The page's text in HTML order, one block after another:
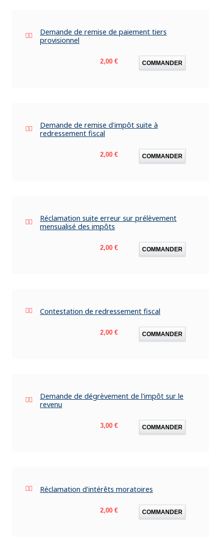
Demande de remise de paiement tiers
provisionnel
Prix
2,00 € COMMANDER
Demande de remise d'impôt suite à
redressement fiscal
Prix
2,00 € COMMANDER
Réclamation suite erreur sur prélèvement
mensualisé des impôts
Prix
2,00 € COMMANDER
Contestation de redressement fiscal
Prix
2,00 € COMMANDER
Demande de dégrèvement de l'impôt sur le
revenu
Prix
3,00 € COMMANDER
Réclamation d'intérêts moratoires
Prix
2,00 € COMMANDER